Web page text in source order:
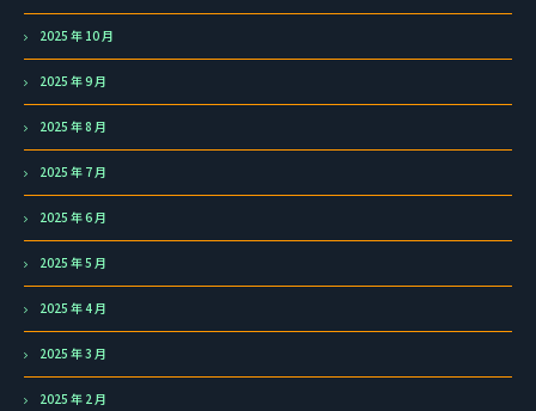
2025 年 10 月
2025 年 9 月
2025 年 8 月
2025 年 7 月
2025 年 6 月
2025 年 5 月
2025 年 4 月
2025 年 3 月
2025 年 2 月